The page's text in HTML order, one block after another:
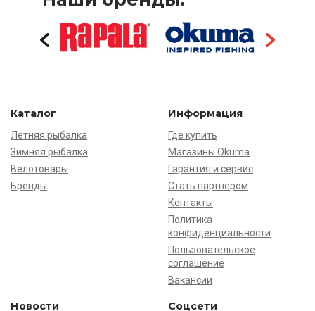
Каталог
Летняя рыбалка
Зимняя рыбалка
Велотовары
Бренды
Информация
Где купить
Магазины Okuma
Гарантия и сервис
Стать партнёром
Контакты
Политика
конфиденциальности
Пользовательское
соглашение
Вакансии
Новости Соцсети